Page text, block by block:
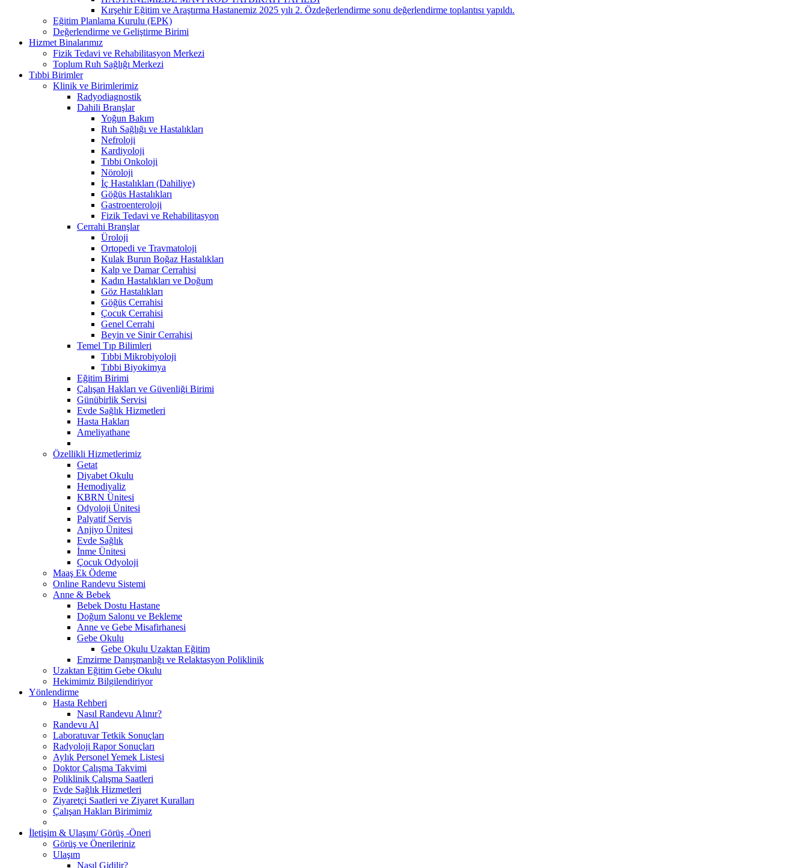
Kırşehir Eğitim ve Araştırma Hastanemiz 2025 yılı 2. Özdeğerlendirme sonu değerlendirme toplantısı yapıldı.
Eğitim Planlama Kurulu (EPK)
Değerlendirme ve Geliştirme Birimi
Hizmet Binalarımız
Fizik Tedavi ve Rehabilitasyon Merkezi
Toplum Ruh Sağlığı Merkezi
Tıbbi Birimler
Klinik ve Birimlerimiz
Radyodiagnostik
Dahili Branşlar
Yoğun Bakım
Ruh Sağlığı ve Hastalıkları
Nefroloji
Kardiyoloji
Tıbbi Onkoloji
Nöroloji
İç Hastalıkları (Dahiliye)
Göğüs Hastalıkları
Gastroenteroloji
Fizik Tedavi ve Rehabilitasyon
Cerrahi Branşlar
Üroloji
Ortopedi ve Travmatoloji
Kulak Burun Boğaz Hastalıkları
Kalp ve Damar Cerrahisi
Kadın Hastalıkları ve Doğum
Göz Hastalıkları
Göğüs Cerrahisi
Çocuk Cerrahisi
Genel Cerrahi
Beyin ve Sinir Cerrahisi
Temel Tıp Bilimleri
Tıbbi Mikrobiyoloji
Tıbbi Biyokimya
Eğitim Birimi
Çalışan Hakları ve Güvenliği Birimi
Günübirlik Servisi
Evde Sağlık Hizmetleri
Hasta Hakları
Ameliyathane
Özellikli Hizmetlerimiz
Getat
Diyabet Okulu
Hemodiyaliz
KBRN Ünitesi
Odyoloji Ünitesi
Palyatif Servis
Anjiyo Ünitesi
Evde Sağlık
İnme Ünitesi
Çocuk Odyoloji
Maaş Ek Ödeme
Online Randevu Sistemi
Anne & Bebek
Bebek Dostu Hastane
Doğum Salonu ve Bekleme
Anne ve Gebe Misafirhanesi
Gebe Okulu
Gebe Okulu Uzaktan Eğitim
Emzirme Danışmanlığı ve Relaktasyon Poliklinik
Uzaktan Eğitim Gebe Okulu
Hekimimiz Bilgilendiriyor
Yönlendirme
Hasta Rehberi
Nasıl Randevu Alınır?
Randevu Al
Laboratuvar Tetkik Sonuçları
Radyoloji Rapor Sonuçları
Aylık Personel Yemek Listesi
Doktor Çalışma Takvimi
Poliklinik Çalışma Saatleri
Evde Sağlık Hizmetleri
Ziyaretçi Saatleri ve Ziyaret Kuralları
Çalışan Hakları Birimimiz
İletişim & Ulaşım/ Görüş -Öneri
Görüş ve Önerileriniz
Ulaşım
Nasıl Gidilir?